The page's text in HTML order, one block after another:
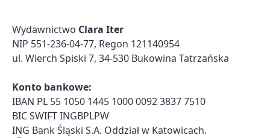
Wydawnictwo Clara Iter
NIP 551-236-04-77, Regon 121140954
ul. Wierch Spiski 7, 34-530 Bukowina Tatrzańska
Konto bankowe:
IBAN PL 55 1050 1445 1000 0092 3837 7510
BIC SWIFT INGBPLPW
ING Bank Śląski S.A. Oddział w Katowicach.